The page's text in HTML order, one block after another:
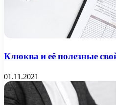
Клюква и её полезные
01.11.2021